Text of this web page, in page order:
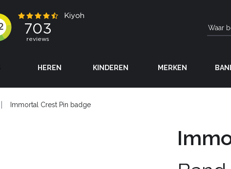
HEREN KINDEREN MERKEN
Immortal Crest Pin badge